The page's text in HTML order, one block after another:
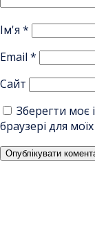
Ім'я *
Email *
Сайт
Зберегти моє
браузері для